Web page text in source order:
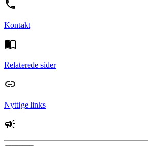
Kontakt
Relaterede sider
Nyttige links